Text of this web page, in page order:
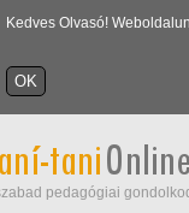
Kedves Olvasó!
pedagógiai